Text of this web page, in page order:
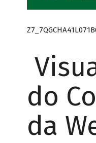
do
da